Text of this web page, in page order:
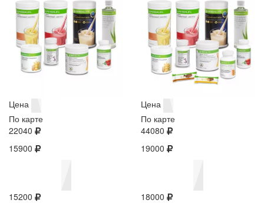
Цена
По карте
22040
15900
15200
Цена
По карте
44080
19000
18000